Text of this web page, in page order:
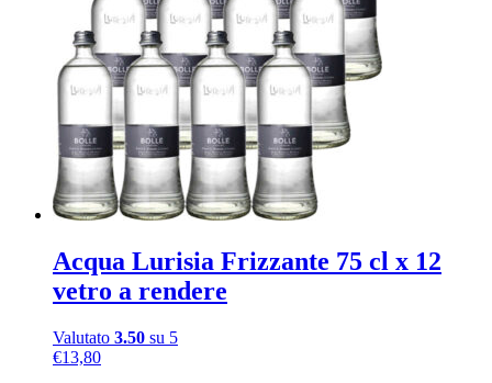
Acqua Lurisia Frizzante 75 cl x 12
vetro a rendere
Valutato 3.50 su 5
€13,80